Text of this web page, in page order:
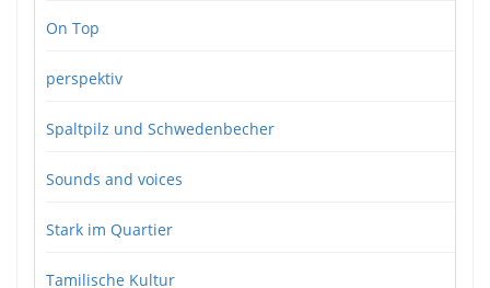
On Top
perspektiv
Spaltpilz und Schwedenbecher
Sounds and voices
Stark im Quartier
Tamilische Kultur